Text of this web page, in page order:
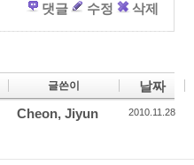
댓글 수정 삭제
글쓴이 날짜
Cheon, Jiyun 2010.11.28